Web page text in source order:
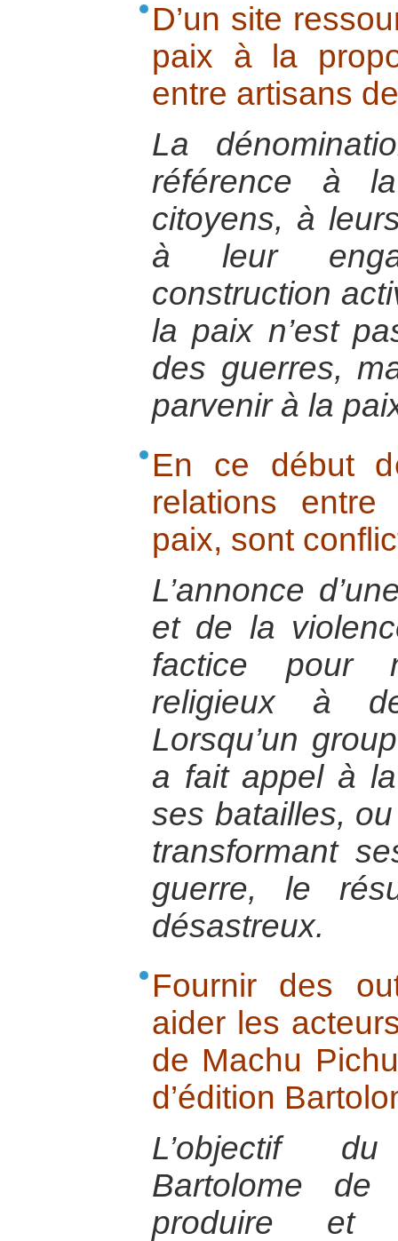
D’un site
paix à la
entre artisans
La
référence à
citoyens, à
à leur
construction
la paix n’est
des guerres,
parvenir à la
En ce début
relations
paix, sont
L’annonce
et de la
factice pour
religieux à
Lorsqu’un
a fait appel à
ses batailles,
transformant
guerre, le
désastreux.
Fournir des
aider les
de Machu
d’édition
L’objectif
Bartolome
produire et